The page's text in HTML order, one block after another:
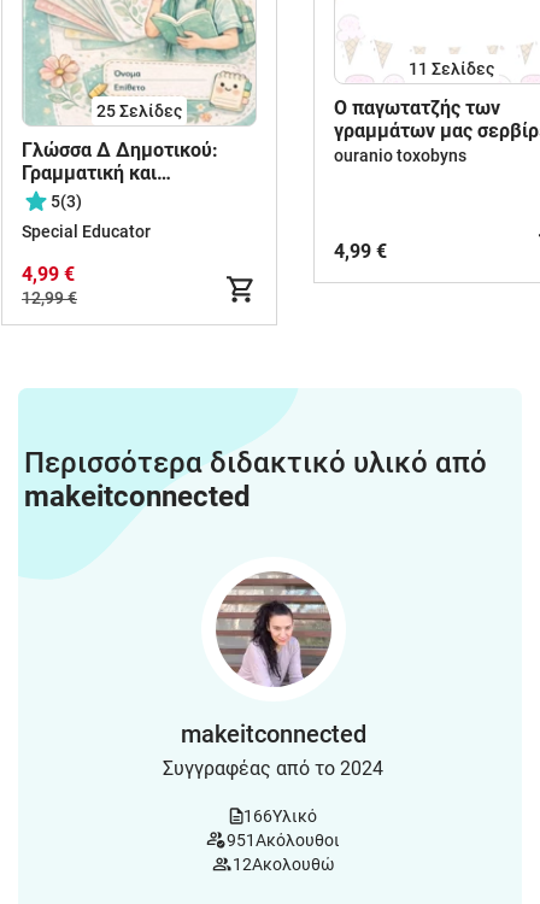
25Σελίδες
Γλώσσα Δ Δημοτικού:
Γραμματική και
Συντακτικό όλων των
ενοτήτων
5(3)
Special Educator
4,99 €
12,99 €
11 Σελίδες
O παγωτατζής των
γραμμάτων μας
κεφαλαία και πεζά!
ouranio toxobyns
4,99 €
Περισσότερα διδακτικό υλικό από
makeitconnected
makeitconnected
Συγγραφέας από το 2024
166Υλικό
951Ακόλουθοι
12Ακολουθώ